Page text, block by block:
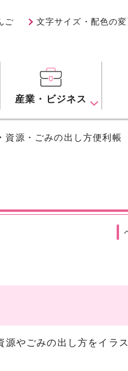
ご 文字サイズ・配色の変
産業・ビジネス
資源・ごみの出し方便利帳
やごみの出し方をイラ